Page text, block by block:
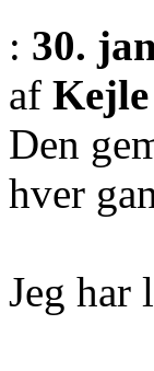
: 30.
af Kejle
Den
hver
Jeg har